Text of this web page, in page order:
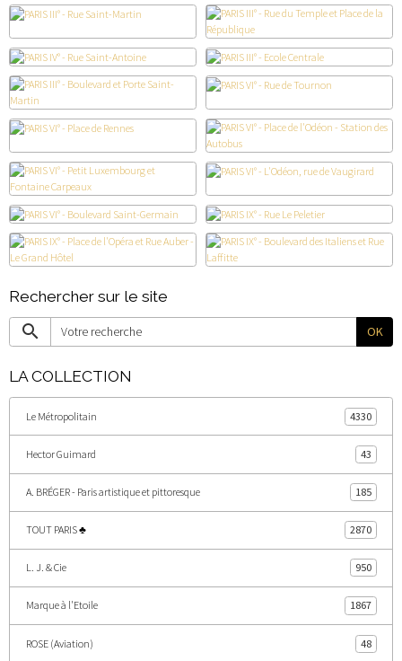
Rechercher sur le site
OK
LA COLLECTION
Le Métropolitain 4330
Hector Guimard 43
A. BRÉGER - Paris artistique et pittoresque 185
TOUT PARIS ♣ 2870
L. J. & Cie 950
Marque à l'Etoile 1867
ROSE (Aviation) 48